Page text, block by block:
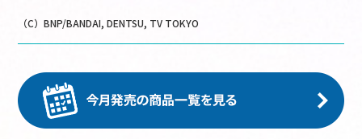
（C）BNP/BANDAI, DENTSU, TV TOKYO